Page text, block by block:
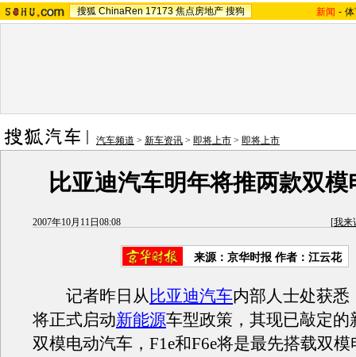
搜狐 ChinaRen 17173 焦点房地产 搜狗 新闻 -
汽车频道 > 新车资讯 > 即将上市 > 即将上市
比亚迪汽车明年将推两款双模
2007年10月11日08:08 [我来
来源：京华时报 作者：江云花
记者昨日从 比亚迪汽车内部人士处获悉
将正式启动新能源车型政策，其现已敲定的
双模电动汽车，F1e和F6e将是最先搭载双